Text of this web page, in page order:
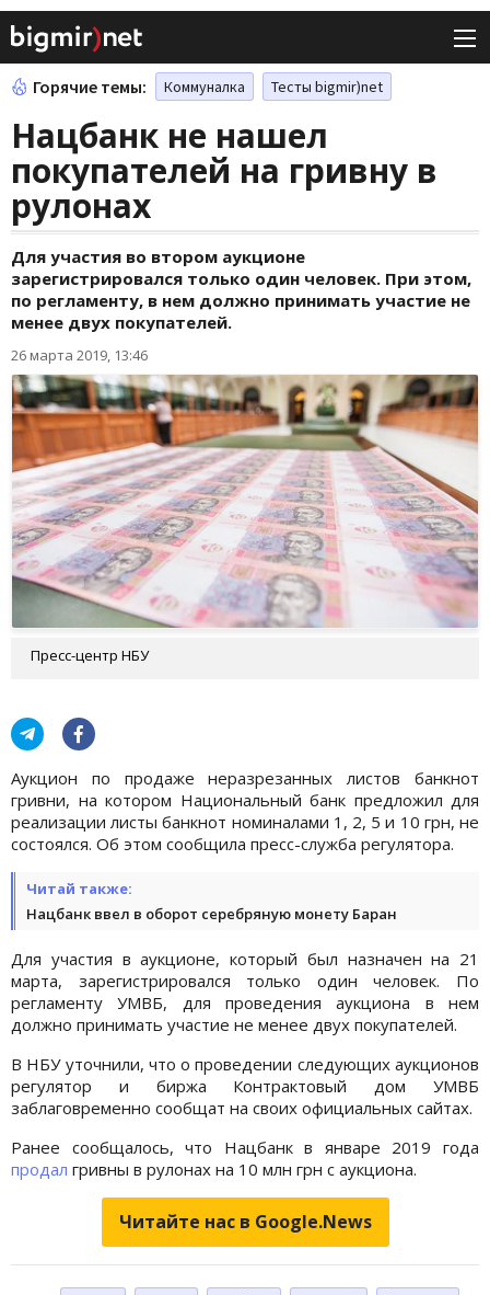
Горячие темы: Коммуналка Тесты bigmir)net
Нацбанк не нашел
покупателей на гривну в
рулонах
Для участия во втором аукционе
зарегистрировался только один человек. При этом,
по регламенту, в нем должно принимать участие не
менее двух покупателей.
26 марта 2019, 13:46
Пресс-центр НБУ
Аукцион по продаже неразрезанных листов банкнот
гривни, на котором Национальный банк предложил для
реализации листы банкнот номиналами 1, 2, 5 и 10 грн, не
состоялся. Об этом сообщила пресс-служба регулятора.
Читай также:
Нацбанк ввел в оборот серебряную монету Баран
Для участия в аукционе, который был назначен на 21
марта, зарегистрировался только один человек. По
регламенту УМВБ, для проведения аукциона в нем
должно принимать участие не менее двух покупателей.
В НБУ уточнили, что о проведении следующих аукционов
регулятор и биржа Контрактовый дом УМВБ
заблаговременно сообщат на своих официальных сайтах.
Ранее сообщалось, что Нацбанк в январе 2019 года
продал гривны в рулонах на 10 млн грн с аукциона.
Читайте нас в Google.News